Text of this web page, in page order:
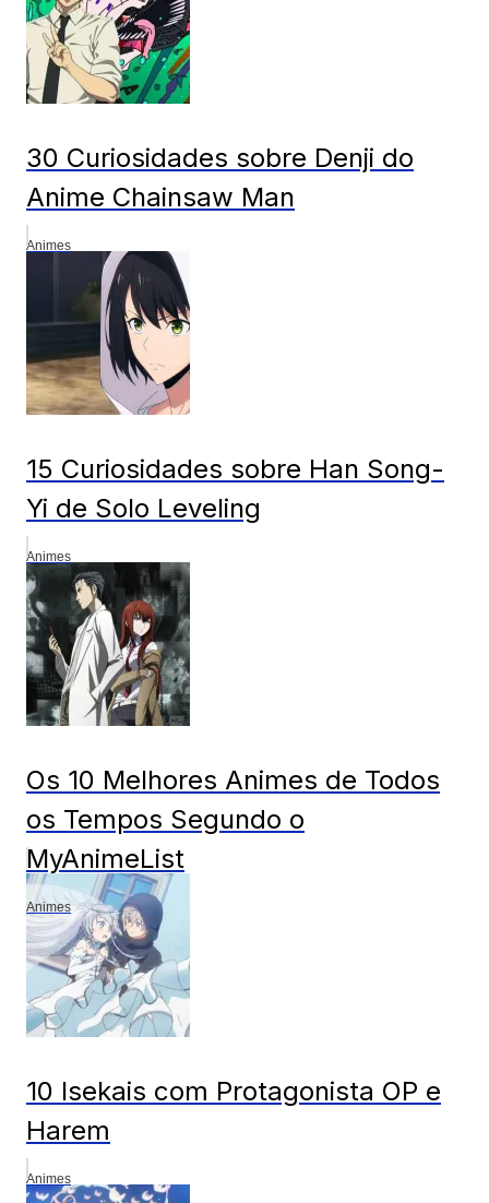
30 Curiosidades sobre Denji do
Anime Chainsaw Man
Animes
15 Curiosidades sobre Han Song-
Yi de Solo Leveling
Animes
Os 10 Melhores Animes de Todos
os Tempos Segundo o
MyAnimeList
Animes
10 Isekais com Protagonista OP e
Harem
Animes